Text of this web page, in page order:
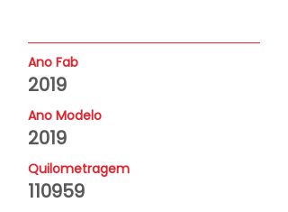
Ano Fab
2019
Ano Modelo
2019
Quilometragem
110959